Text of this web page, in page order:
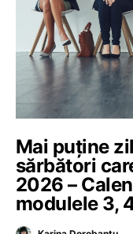
Mai puține
sărbători
2026 –
modulele 3,